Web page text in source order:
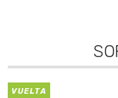
VUELTA